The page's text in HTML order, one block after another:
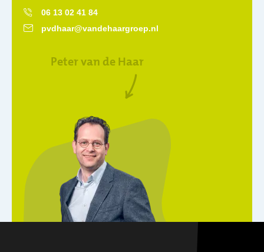
06 13 02 41 84
pvdhaar@vandehaargroep.nl
Peter van de Haar